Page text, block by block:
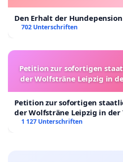
Den Erhalt der
702 Unterschriften
Petition zur sofortigen
der Wolfsträne Leipzig in
Petition zur sofortigen
der Wolfsträne Leipzig in
1 127 Unterschriften